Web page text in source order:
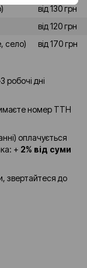
від 130 грн
від 120 грн
село)
від 170 грн
робочі дні
номер ТТН
оплачується
+ 2% від суми
звертайтеся до